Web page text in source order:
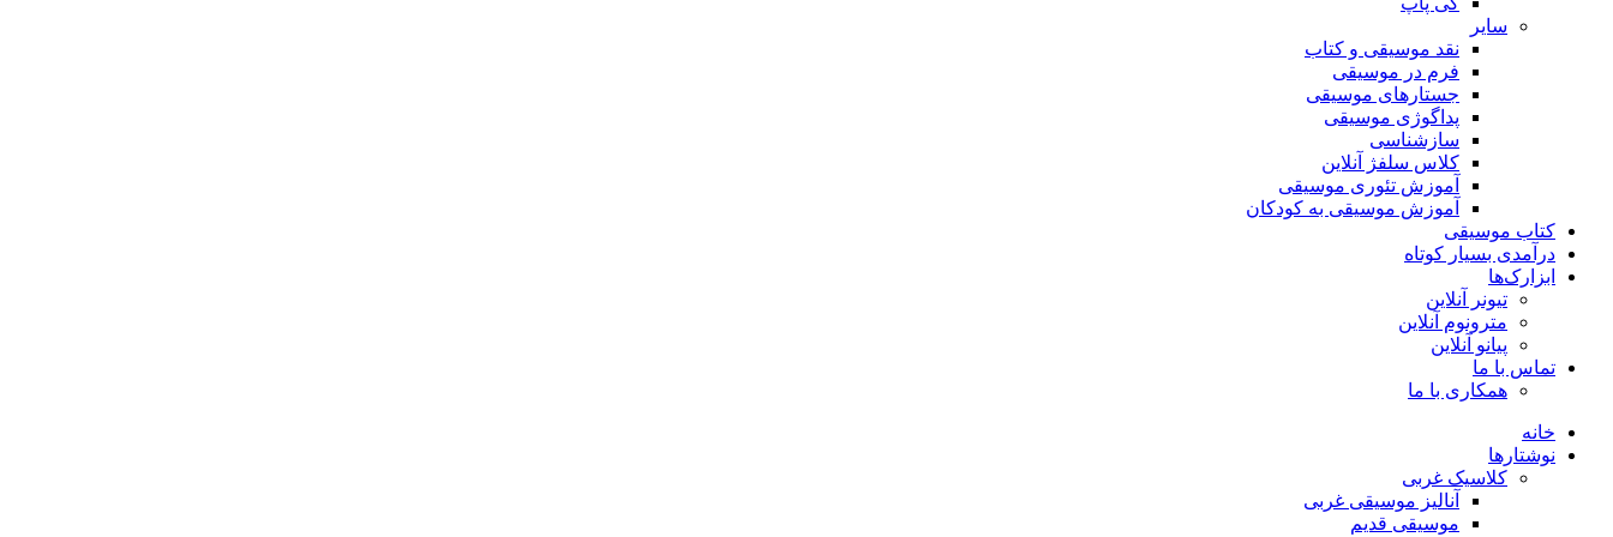
سایر
نقد موسیقی و کتاب
فرم در موسیقی
جستارهای موسیقی
پداگوژی موسیقی
سازشناسی
کلاس سلفژ آنلاین
آموزش تئوری موسیقی
آموزش موسیقی به کودکان
کتاب موسیقی
درآمدی بسیار کوتاه
ابزارک‌ها
تیونر آنلاین
مترونوم آنلاین
پیانو آنلاین
تماس با ما
همکاری با ما
خانه
نوشتارها
کلاسیک غربی
آنالیز موسیقی غربی
موسیقی قدیم